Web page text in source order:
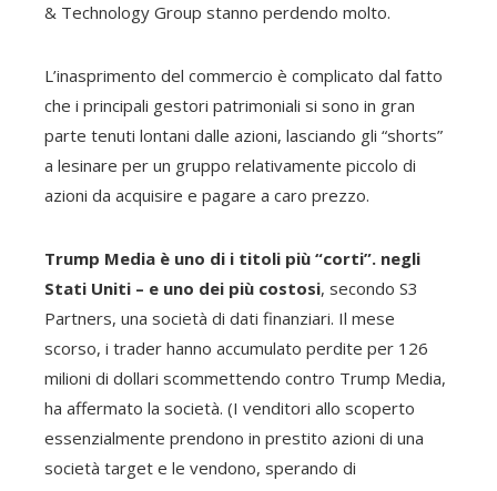
& Technology Group stanno perdendo molto.
L’inasprimento del commercio è complicato dal fatto
che i principali gestori patrimoniali si sono in gran
parte tenuti lontani dalle azioni, lasciando gli “shorts”
a lesinare per un gruppo relativamente piccolo di
azioni da acquisire e pagare a caro prezzo.
Trump Media è uno di i titoli più “corti”. negli
Stati Uniti – e uno dei più costosi, secondo S3
Partners, una società di dati finanziari. Il mese
scorso, i trader hanno accumulato perdite per 126
milioni di dollari scommettendo contro Trump Media,
ha affermato la società. (I venditori allo scoperto
essenzialmente prendono in prestito azioni di una
società target e le vendono, sperando di